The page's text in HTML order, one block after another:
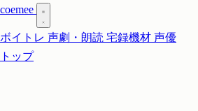
coemee
ボイトレ 声劇・朗読 宅録機材 声優
トップ